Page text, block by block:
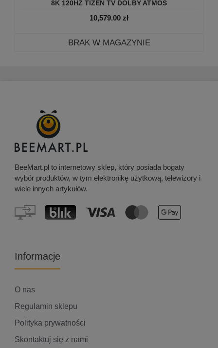
8K 120HZ TIZEN TV DOLBY ATMOS
10,579.00 zł
BRAK W MAGAZYNIE
BeeMart.pl to internetowy sklep, który posiada bogaty
wybór produktów, w tym elektronikę użytkową, telewizory i
wiele innych artykułów.
Informacje
O nas
Regulamin sklepu
Polityka prywatności
Skontaktuj się z nami